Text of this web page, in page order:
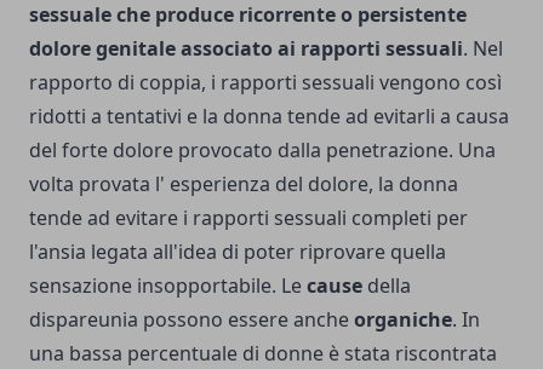
sessuale che produce ricorrente o persistente
dolore genitale associato ai rapporti sessuali. Nel
rapporto di coppia, i rapporti sessuali vengono così
ridotti a tentativi e la donna tende ad evitarli a causa
del forte dolore provocato dalla penetrazione. Una
volta provata l' esperienza del dolore, la donna
tende ad evitare i rapporti sessuali completi per
l'ansia legata all'idea di poter riprovare quella
sensazione insopportabile. Lecause della
dispareunia possono essere ancheorganiche. In
una bassa percentuale di donne è stata riscontrata